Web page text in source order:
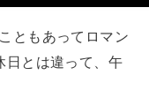
ともあってロマン
日とは違って、午